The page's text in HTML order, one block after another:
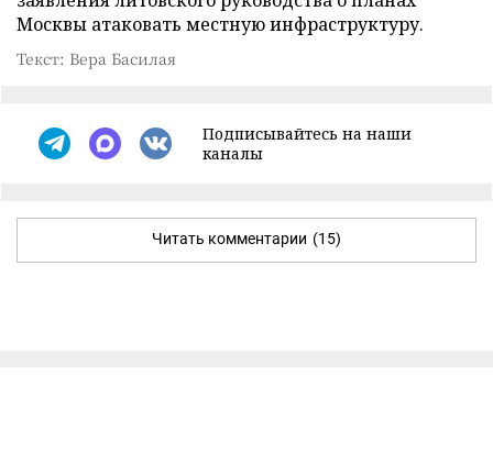
Москвы атаковать местную инфраструктуру.
Текст: Вера Басилая
Подписывайтесь на наши
каналы
Читать комментарии (15)